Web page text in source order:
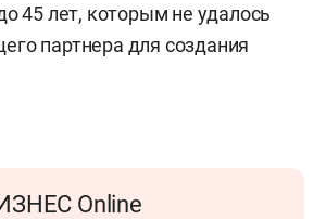
45 лет, которым не удалось
партнера для создания
Online